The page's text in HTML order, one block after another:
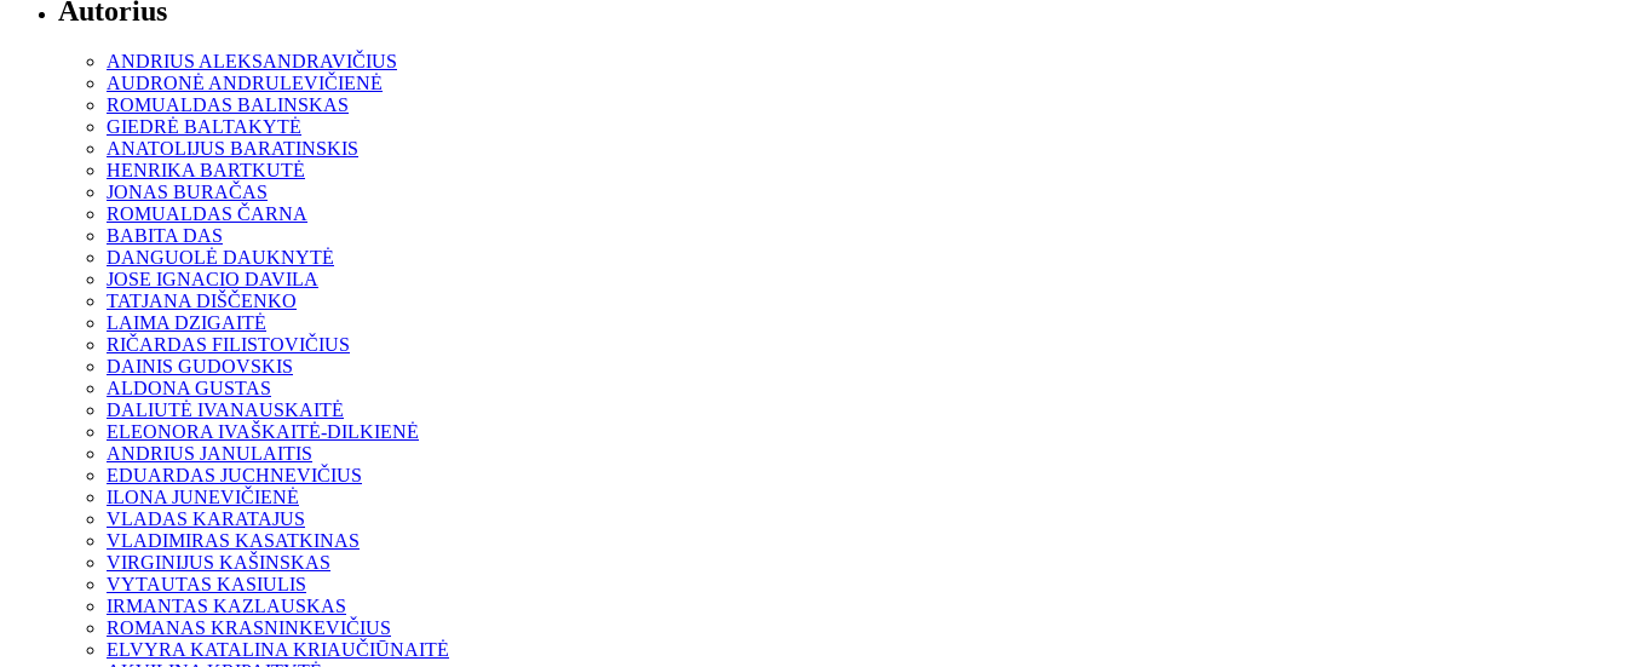
Autorius
ANDRIUS ALEKSANDRAVIČIUS
AUDRONĖ ANDRULEVIČIENĖ
ROMUALDAS BALINSKAS
GIEDRĖ BALTAKYTĖ
ANATOLIJUS BARATINSKIS
HENRIKA BARTKUTĖ
JONAS BURAČAS
ROMUALDAS ČARNA
BABITA DAS
DANGUOLĖ DAUKNYTĖ
JOSE IGNACIO DAVILA
TATJANA DIŠČENKO
LAIMA DZIGAITĖ
RIČARDAS FILISTOVIČIUS
DAINIS GUDOVSKIS
ALDONA GUSTAS
DALIUTĖ IVANAUSKAITĖ
ELEONORA IVAŠKAITĖ-DILKIENĖ
ANDRIUS JANULAITIS
EDUARDAS JUCHNEVIČIUS
ILONA JUNEVIČIENĖ
VLADAS KARATAJUS
VLADIMIRAS KASATKINAS
VIRGINIJUS KAŠINSKAS
VYTAUTAS KASIULIS
IRMANTAS KAZLAUSKAS
ROMANAS KRASNINKEVIČIUS
ELVYRA KATALINA KRIAUČIŪNAITĖ